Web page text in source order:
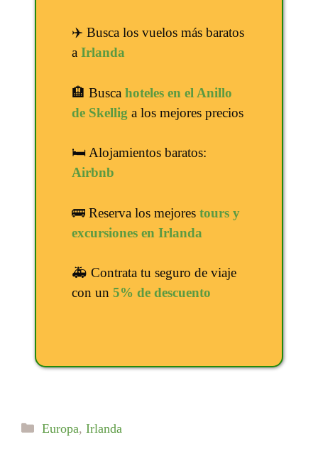
✈️ Busca los vuelos más baratos
aIrlanda
🏨 Buscahoteles en el Anillo
de Skellig a los mejores precios
🛏️ Alojamientos baratos:
Airbnb
🚌 Reserva los mejorestours y
excursiones en Irlanda
🚑 Contrata tu seguro de viaje
con un5% de descuento
Categorías
Europa, Irlanda